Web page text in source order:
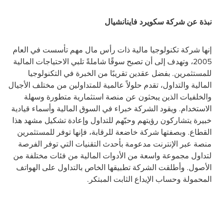
نبذة عن شركة سكويرد فاينانشيال
إنها شركة تكنولوجيا مالية ذات رأس مال مهم تأسست في العام
2005، وتهدف إلى أن تصبح سوقًا شاملةً تلبي الاحتياجات المالية
للمستثمرين. بفضل عقدين تقريبًا من الخبرة في التكنولوجيا
المالية والتداول، تقدم حلولاً عالمية للمتداولين من مختلف الأجيال
والخلفيات الذين يبحثون عن منصة استثمارية متطورة وسهلة
الاستخدام. ويقود الشركة خبراء في السوق المالية وأسماء قيادية
خبيرة يتشاركون رؤيتهم وحبّهم للتداول وإعادة تشكيل مشهد هذا
القطاع. وبصفتها شركة خاضعة للرقابة، فإنها توفر للمستثمرين
منصة عبر الإنترنت مدعومة بأحدث التقنيات التي توفر الفرصة
لتداول مجموعة واسعة من الأدوات المالية من فئات مختلفة من
الأصول. وأطلقت الشركة تطبيقها الخاص بالتداول على الهواتف
المحمولة وحساب الإيداع الثابت المبتكر.